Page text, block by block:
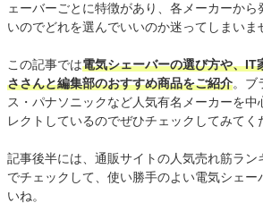
ェーバーごとに特徴があり、各メーカーから
いのでどれを選んでいいのか迷ってしまいま
この記事では電気シェーバーの選び方や、IT
ささんと編集部のおすすめ商品をご紹介。ブ
ス・パナソニックなど人気有名メーカーを中
レクトしているのでぜひチェックしてみてく
記事後半には、通販サイトの人気売れ筋ラン
でチェックして、使い勝手のよい電気シェー
いね。